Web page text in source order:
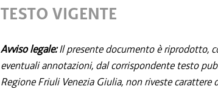
TESTO VIGENTE
Avviso legale:Il presente documento è riprodotto,
eventuali annotazioni, dal corrispondente testo
Regione Friuli Venezia Giulia, non riveste